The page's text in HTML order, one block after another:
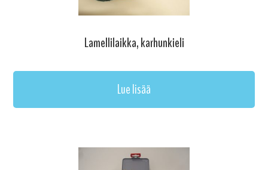
Lamellilaikka, karhunkieli
Lue lisää